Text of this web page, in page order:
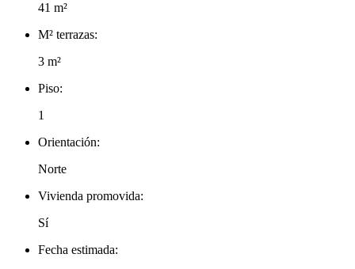
41 m²
M² terrazas:
3 m²
Piso:
1
Orientación:
Norte
Vivienda promovida:
Sí
Fecha estimada: